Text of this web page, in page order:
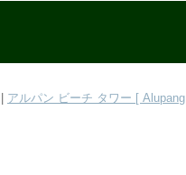
アルパン ビーチ タワー [ Alupang